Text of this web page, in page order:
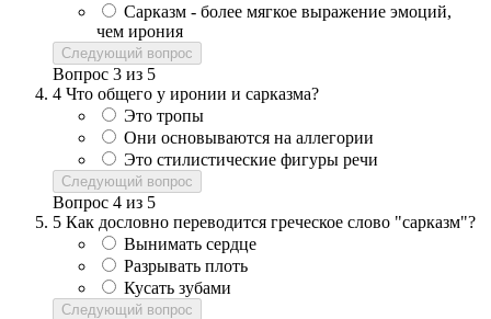
Сарказм - более мягкое выражение эмоций,
чем ирония
Следующий вопрос
Вопрос 3 из 5
4 Что общего у иронии и сарказма?
Это тропы
Они основываются на аллегории
Это стилистические фигуры речи
Следующий вопрос
Вопрос 4 из 5
5 Как дословно переводится греческое слово "сарказм"?
Вынимать сердце
Разрывать плоть
Кусать зубами
Следующий вопрос